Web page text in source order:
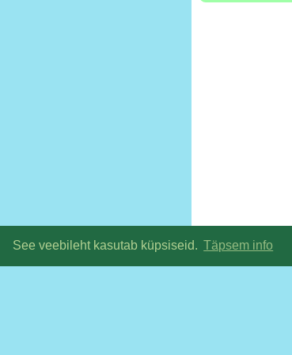
See veebileht kasutab küpsiseid. Täpsem info